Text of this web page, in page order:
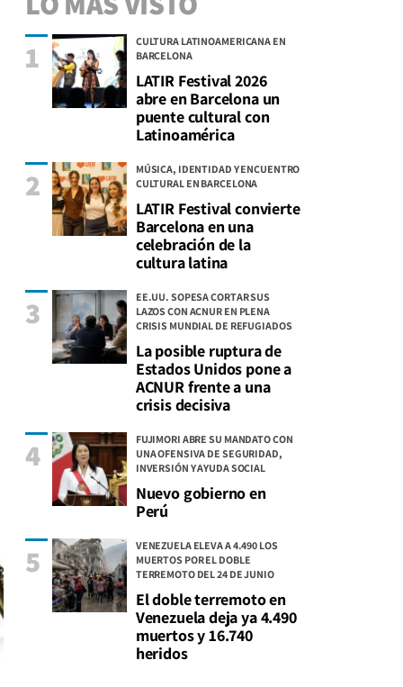
CULTURA LATINOAMERICANA EN
BARCELONA
LATIR Festival 2026
abre en Barcelona un
puente cultural con
Latinoamérica
1
MÚSICA, IDENTIDAD Y ENCUENTRO
CULTURAL EN BARCELONA
LATIR Festival convierte
Barcelona en una
celebración de la
cultura latina
2
EE.UU. SOPESA CORTAR SUS
LAZOS CON ACNUR EN PLENA
CRISIS MUNDIAL DE REFUGIADOS
La posible ruptura de
Estados Unidos pone a
ACNUR frente a una
crisis decisiva
3
FUJIMORI ABRE SU MANDATO CON
UNA OFENSIVA DE SEGURIDAD,
INVERSIÓN Y AYUDA SOCIAL
Nuevo gobierno en
Perú
4
VENEZUELA ELEVA A 4.490 LOS
MUERTOS POR EL DOBLE
TERREMOTO DEL 24 DE JUNIO
El doble terremoto en
Venezuela deja ya 4.490
muertos y 16.740
heridos
5